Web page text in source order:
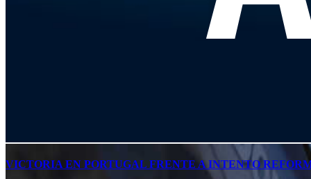
VICTORIA EN PORTUGAL FRENTE A INTENTO